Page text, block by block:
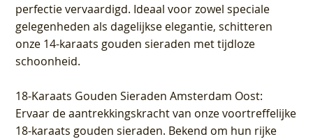
perfectie vervaardigd. Ideaal voor zowel speciale
gelegenheden als dagelijkse elegantie, schitteren
onze 14-karaats gouden sieraden met tijdloze
schoonheid.
18-Karaats Gouden Sieraden Amsterdam Oost:
Ervaar de aantrekkingskracht van onze voortreffelijke
18-karaats gouden sieraden. Bekend om hun rijke